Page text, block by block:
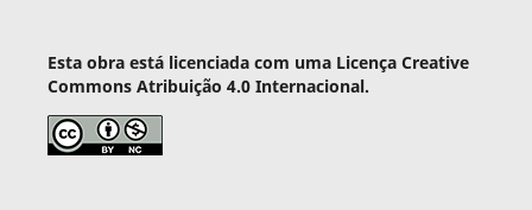
Esta obra está licenciada com uma Licença Creative
Commons Atribuição 4.0 Internacional.